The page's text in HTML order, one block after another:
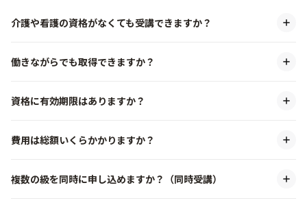
介護や看護の資格がなくても受講できますか？
働きながらでも取得できますか？
資格に有効期限はありますか？
費用は総額いくらかかりますか？
複数の級を同時に申し込めますか？（同時受講）